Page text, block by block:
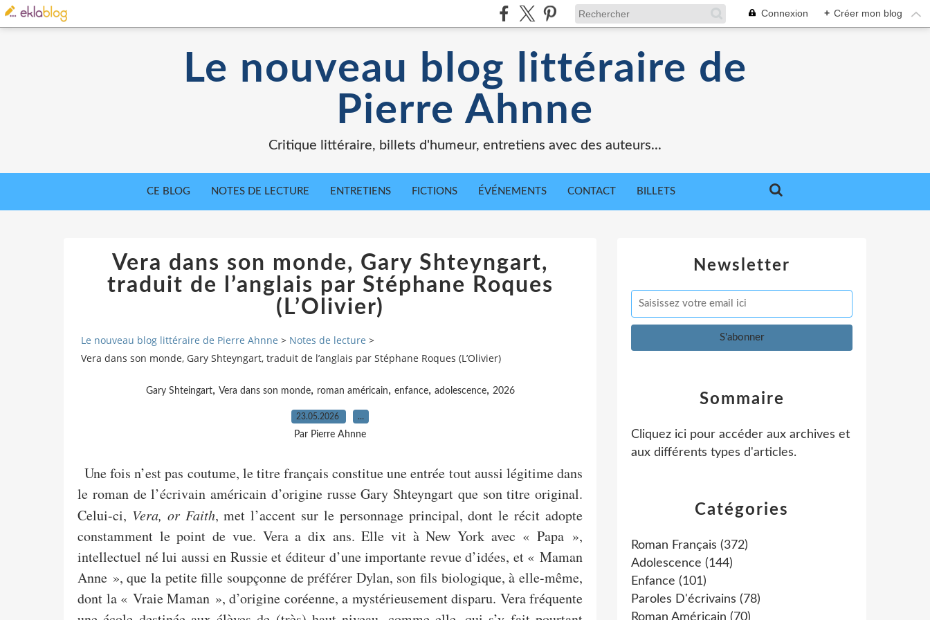
Connexion + Créer mon blog
Le nouveau blog littéraire de
Pierre Ahnne
Critique littéraire, billets d'humeur, entretiens avec des auteurs...
CE BLOG NOTES DE LECTURE ENTRETIENS FICTIONS ÉVÉNEMENTS CONTACT BILLETS
Vera dans son monde, Gary Shteyngart,
traduit de l’anglais par Stéphane Roques
(L’Olivier)
Le nouveau blog littéraire de Pierre Ahnne > Notes de lecture >
Vera dans son monde, Gary Shteyngart, traduit de l’anglais par Stéphane Roques (L’Olivier)
Gary Shteingart, Vera dans son monde, roman américain, enfance, adolescence, 2026
23.05.2026 …
Par Pierre Ahnne
Une fois n’est pas coutume, le titre français constitue une entrée tout aussi légitime dans
le roman de l’écrivain américain d’origine russe Gary Shteyngart que son titre original.
Celui-ci, Vera, or Faith, met l’accent sur le personnage principal, dont le récit adopte
constamment le point de vue. Vera a dix ans. Elle vit à New York avec « Papa »,
intellectuel né lui aussi en Russie et éditeur d’une importante revue d’idées, et « Maman
Anne », que la petite fille soupçonne de préférer Dylan, son fils biologique, à elle-même,
dont la « Vraie Maman », d’origine coréenne, a mystérieusement disparu. Vera fréquente
Newsletter
Catégories
Roman Français (372)
Adolescence (144)
Enfance (101)
Paroles D'écrivains (78)
Roman Américain (70)
Sommaire
Cliquez ici pour accéder aux archives et
aux différents types d'articles.